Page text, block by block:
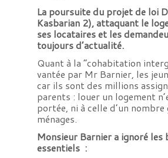
La poursuite du projet de loi
Kasbarian 2), attaquant le
ses locataires et les
toujours d’actualité.
Quant à la “cohabitation
vantée par Mr Barnier, les
car ils sont des millions
parents : louer un logement
portée, ni à celle d’un
ménages.
Monsieur Barnier a ignoré les
essentiels :